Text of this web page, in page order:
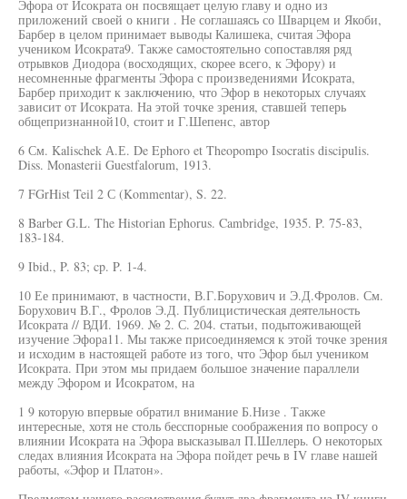
Эфора от Исократа он посвящает целую главу и одно из
приложений своей о книги . Не соглашаясь со Шварцем и Якоби,
Барбер в целом принимает выводы Калишека, считая Эфора
учеником Исократа9. Также самостоятельно сопоставляя ряд
отрывков Диодора (восходящих, скорее всего, к Эфору) и
несомненные фрагменты Эфора с произведениями Исократа,
Барбер приходит к заключению, что Эфор в некоторых случаях
зависит от Исократа. На этой точке зрения, ставшей теперь
общепризнанной10, стоит и Г.Шепенс, автор
6 См. Kalischek А.Е. De Ephoro et Theopompo Isocratis discipulis.
Diss. Monasterii Guestfalorum, 1913.
7 FGrHist Teil 2 С (Kommentar), S. 22.
8 Barber G.L. The Historian Ephorus. Cambridge, 1935. P. 75-83,
183-184.
9 Ibid., P. 83; cp. P. 1-4.
10 Ее принимают, в частности, В.Г.Борухович и Э.Д.Фролов. См.
Борухович В.Г., Фролов Э.Д. Публицистическая деятельность
Исократа // ВДИ. 1969. № 2. С. 204. статьи, подытоживающей
изучение Эфора11. Мы также присоединяемся к этой точке зрения
и исходим в настоящей работе из того, что Эфор был учеником
Исократа. При этом мы придаем большое значение параллели
между Эфором и Исократом, на
1 9 которую впервые обратил внимание Б.Низе . Также
интересные, хотя не столь бесспорные соображения по вопросу о
влиянии Исократа на Эфора высказывал П.Шеллерь. О некоторых
следах влияния Исократа на Эфора пойдет речь в IV главе нашей
работы, «Эфор и Платон».